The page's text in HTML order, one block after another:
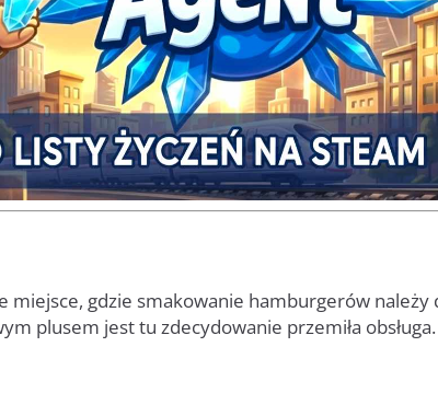
miejsce, gdzie smakowanie hamburgerów należy
plusem jest tu zdecydowanie przemiła obsługa.